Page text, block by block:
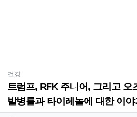
건강분류
트럼프, RFK 주니어, 그리고 오
발병률과 타이레놀에 대한 이야